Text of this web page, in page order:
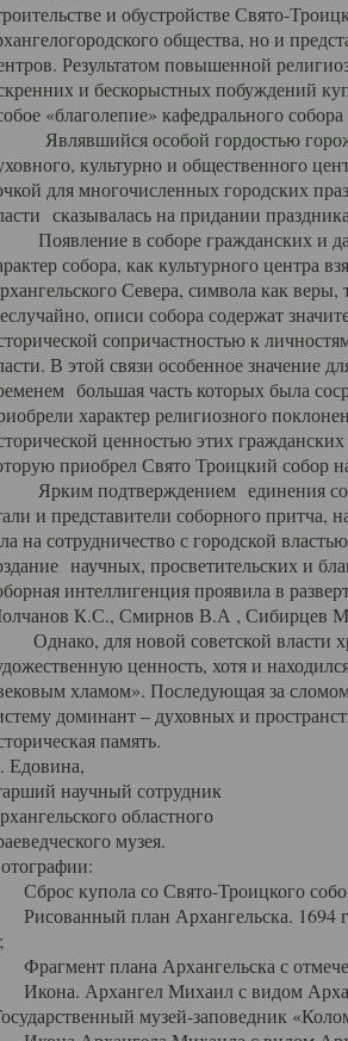
и обустройстве Свято-
общества, но и
Результатом повышенной
и бескорыстных побуждений
«благолепие» кафедрального
особой гордостью
культурно и общественного
для многочисленных городских
сказывалась на придании
в соборе гражданских и
собора, как культурного центра
Севера, символа как веры,
описи собора содержат
сопричастностью к
В этой связи особенное значение
большая часть которых была
характер религиозного
ценностью этих
приобрел Свято Троицкий собор
подтверждением единения
и представители соборного
на сотрудничество с городской
научных, просветительских и
интеллигенция проявила в
К.С., Смирнов В.А , Сибирцев
для новой советской власти
ценность, хотя и
хламом». Последующая за
доминант – духовных и
память.
Едовина,
научный сотрудник
областного
музея.
Сброс купола со Свято-Троицкого
Рисованный план Архангельска. 1694
Фрагмент плана Архангельска с
Икона. Архангел Михаил с видом
музей-заповедник